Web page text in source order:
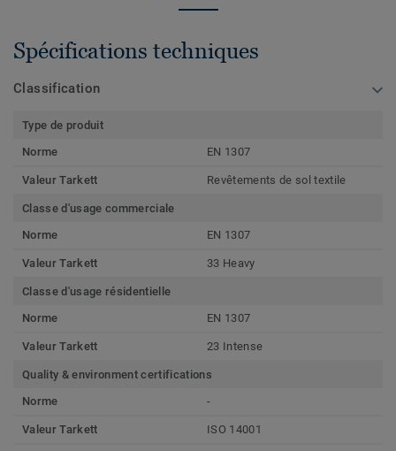
Spécifications techniques
Classification
Type de produit
Norme
EN 1307
Valeur Tarkett Revêtements de sol textile
Classe d'usage commerciale
Norme
EN 1307
Valeur Tarkett 33 Heavy
Classe d'usage résidentielle
Norme
EN 1307
Valeur Tarkett 23 Intense
Quality & environment certifications
Norme
-
Valeur Tarkett ISO 14001